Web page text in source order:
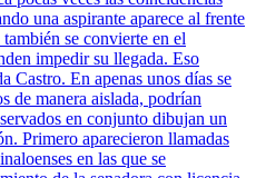
una aspirante aparece al frente
se convierte en el
impedir su llegada. Eso
Castro. En apenas unos días se
de manera aislada, podrían
en conjunto dibujan un
Primero aparecieron llamadas
en las que se